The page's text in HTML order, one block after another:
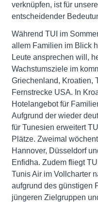
verknüpfen, ist für
entscheidender
Während TUI im
allem Familien im Blick
Leute ansprechen will,
Wachstumsziele im
Griechenland, Kroatien,
Fernstrecke USA. In
Hotelangebot für
Aufgrund der wieder
für Tunesien erweitert
Plätze. Zweimal
Hannover, Düsseldorf
Enfidha. Zudem fliegt
Tunis Air im Vollcharter
aufgrund des günstigen
jüngeren Zielgruppen